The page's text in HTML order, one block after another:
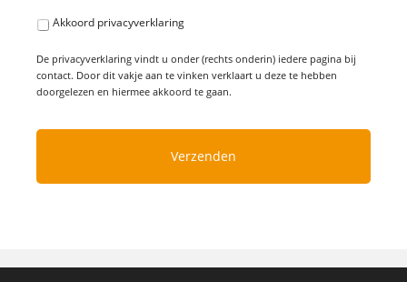
Akkoord privacyverklaring
De privacyverklaring vindt u onder (rechts onderin) iedere pagina bij
contact. Door dit vakje aan te vinken verklaart u deze te hebben
doorgelezen en hiermee akkoord te gaan.